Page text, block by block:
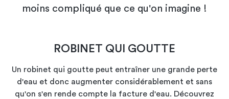
moins compliqué que ce qu'on imagine !
ROBINET QUI GOUTTE
Un robinet qui goutte peut entraîner une grande perte
d'eau et donc augmenter considérablement et sans
qu'on s'en rende compte la facture d'eau. Découvrez